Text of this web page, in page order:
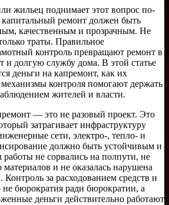
жильец поднимает этот вопрос по-
капитальный ремонт должен быть
качественным и прозрачным. Не
траты. Правильное
контроль превращают ремонт в
и долгую службу дома. В этой статье
деньги на капремонт, как их
контроля помогают держать
жителей и власти.
— это не разовый проект. Это
затрагивает инфраструктуру
сети, электро-, тепло- и
должно быть устойчивым и
не сорвались на полпути, не
материалов и не оказалась нарушена
Контроль за расходованием средств и
бюрократия ради бюрократии, а
деньги действительно работают